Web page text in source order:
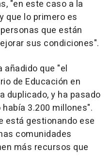
"en este caso a la
que lo primero es
que están
sus condiciones".
añadido que "el
de Educación en
duplicado, y ha pasado
3.200 millones".
está gestionando ese
comunidades
más recursos que